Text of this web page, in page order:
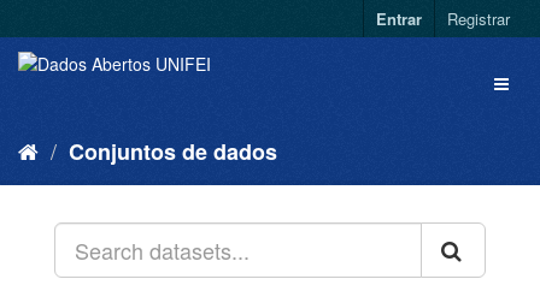
Entrar Registrar
Conjuntos de dados